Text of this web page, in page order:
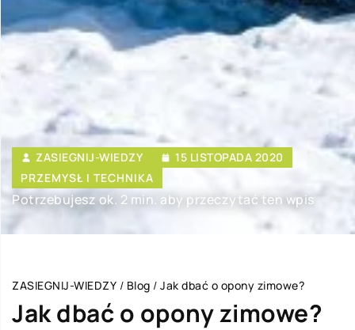
ZASIEGNIJ-WIEDZY
15 LISTOPADA 2020
PRZEMYSŁ I TECHNIKA
Potrzebujesz ok. 2 min. aby przeczytać ten wpis
ZASIEGNIJ-WIEDZY / Blog / Jak dbać o opony zimowe?
Jak dbać o opony zimowe?